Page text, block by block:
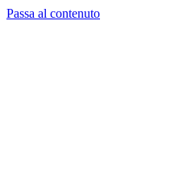
Passa al contenuto